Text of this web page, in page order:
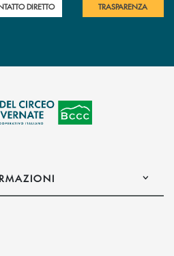
DIRETTO TRASPARENZA